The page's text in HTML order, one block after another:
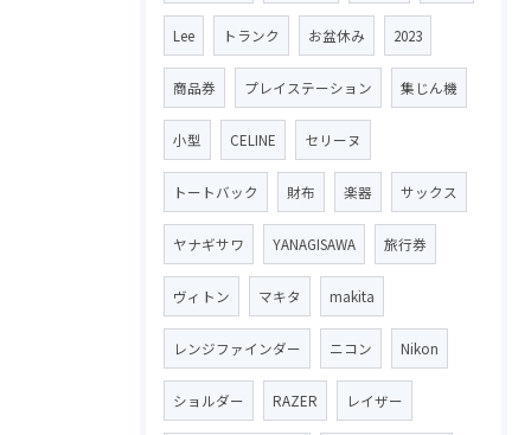
Lee トランク お盆休み 2023
商品券 プレイステーション 集じん機
小型 CELINE セリーヌ
トートバック 財布 楽器 サックス
ヤナギサワ YANAGISAWA 旅行券
ヴィトン マキタ makita
レンジファインダー ニコン Nikon
ショルダー RAZER レイザー